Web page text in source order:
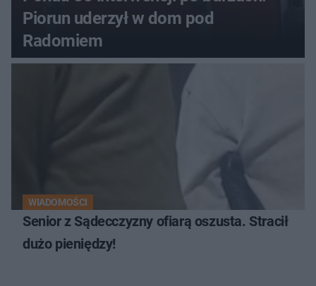
Piorun uderzył w dom pod
Radomiem
WIADOMOŚCI
Senior z Sądecczyzny ofiarą oszusta. Stracił
dużo pieniędzy!